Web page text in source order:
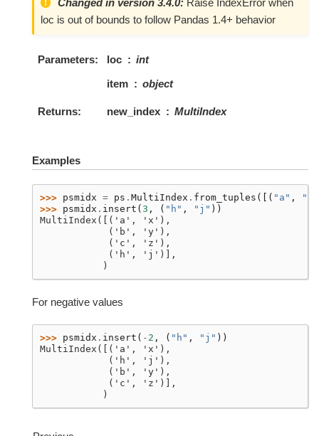
loc is out of bounds to follow Pandas 1.4+ behavior
Parameters loc
int
item
object
Returns new_index MultiIndex
Examples
>>> psmidx = ps . MultiIndex . from_tuples ([( "a" ,
"x"
>>> psmidx . insert ( 3 , ( "h" , "j" ))
MultiIndex([('a', 'x'),
            ('b', 'y'),
            ('c', 'z'),
            ('h', 'j')],
           )
For negative values
>>> psmidx . insert ( - 2 , ( "h" , "j" ))
MultiIndex([('a', 'x'),
            ('h', 'j'),
            ('b', 'y'),
            ('c', 'z')],
           )